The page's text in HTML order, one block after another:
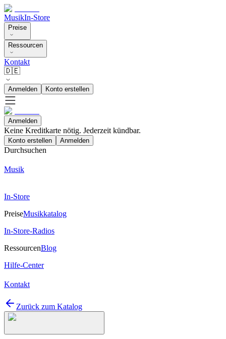
MusikIn-Store
Preise
Ressourcen
Kontakt
🇩🇪
Anmelden Konto erstellen
Anmelden
Keine Kreditkarte nötig. Jederzeit kündbar.
Konto erstellen Anmelden
Durchsuchen
Musik
In-Store
PreiseMusikkatalog
In-Store-Radios
RessourcenBlog
Hilfe-Center
Kontakt
Zurück zum Katalog